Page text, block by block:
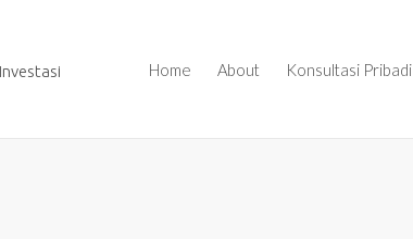
Home About Konsultasi Pribadi